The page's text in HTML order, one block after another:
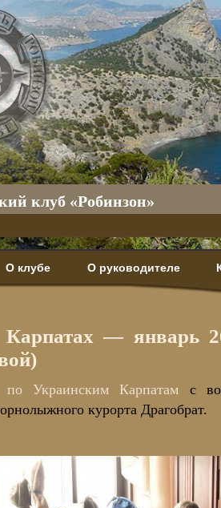
клуб «Робинзон»
О клубе О руководителе
— январь
по Украинским Карпатам с
курорта Драгобрат.